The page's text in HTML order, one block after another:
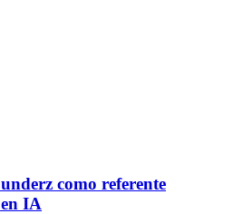
como referente
IA